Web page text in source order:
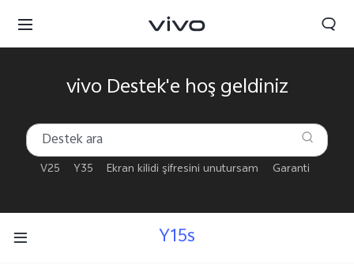
vivo Destek'e hoş geldiniz
V25 Y35 Ekran kilidi şifresini unutursam Garanti
Y15s